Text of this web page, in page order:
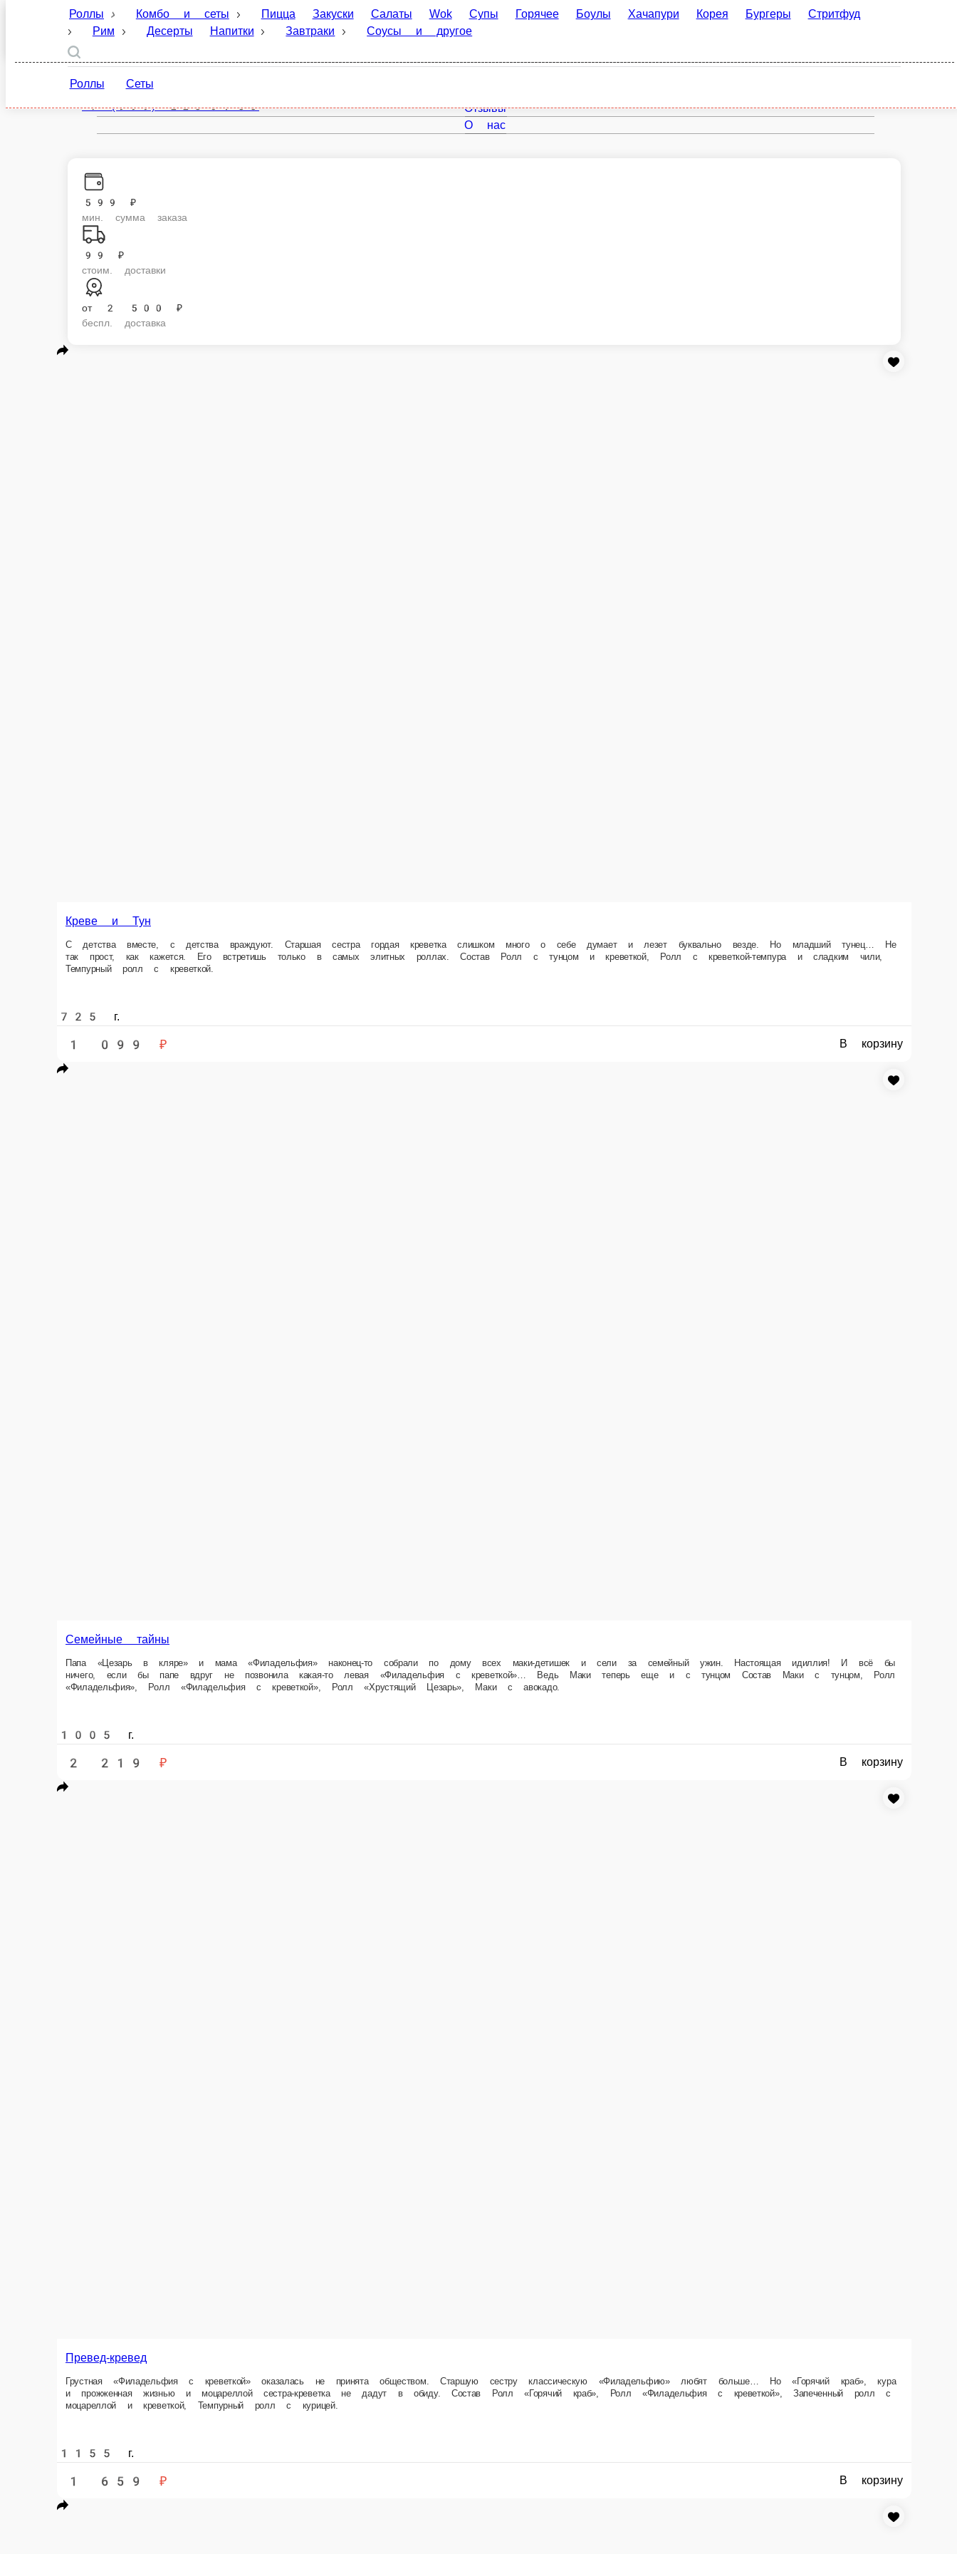
Санкт-Петербург
Настройки
Отзывы
О нас
599 ₽
мин. сумма заказа
99 ₽
стоим. доставки
от 2 500 ₽
беспл. доставка
Роллы Комбо и сеты Пицца Закуски Салаты Wok Супы Горячее Боулы Хачапури Корея Бургеры Стритфуд
Рим
Десерты
Напитки Завтраки Соусы и другое
Роллы Сеты
Креве и Тун
С детства вместе, с детства враждуют. Старшая сестра гордая креветка слишком много о себе думает и лезет буквально везде. Но младший тунец… Не так прост, как кажется. Его встретишь только в самых элитных роллах. Состав
Ролл с тунцом и креветкой, Ролл с креветкой-темпура и сладким чили, Темпурный ролл с креветкой.
725 г.
1 099 ₽ В корзину
Семейные тайны
Папа «Цезарь в кляре» и мама «Филадельфия» наконец-то собрали по дому всех маки-детишек и сели за семейный ужин. Настоящая идиллия! И всё бы ничего, если бы папе вдруг не позвонила какая-то левая «Филадельфия с
креветкой»… Ведь Маки теперь еще и с тунцом Состав Маки с тунцом, Ролл «Филадельфия», Ролл «Филадельфия с креветкой», Ролл «Хрустящий Цезарь», Маки с авокадо.
1005 г.
2 219 ₽
Состав Ролл «Горячий краб», Ролл «Филадельфия с креветкой», Запеченный ролл с моцареллой и креветкой, Темпурный ролл с курицей.